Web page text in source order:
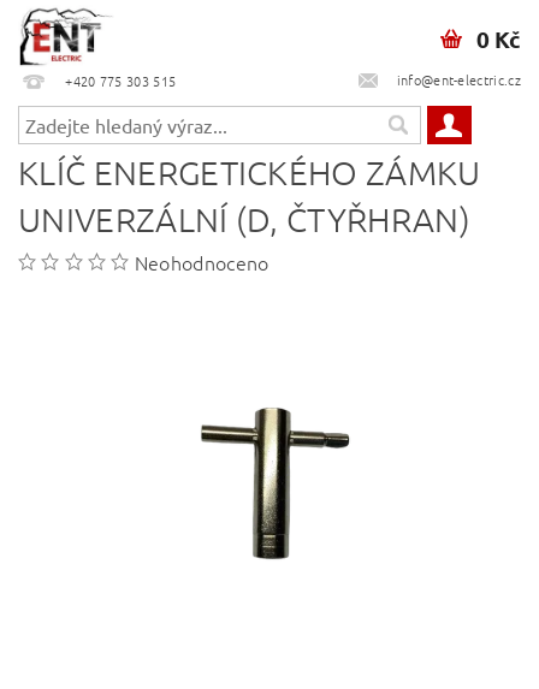
+420 775 303 515 info@ent-electric.cz
0 Kč
KLÍČ ENERGETICKÉHO ZÁMKU
UNIVERZÁLNÍ (D, ČTYŘHRAN)
Neohodnoceno